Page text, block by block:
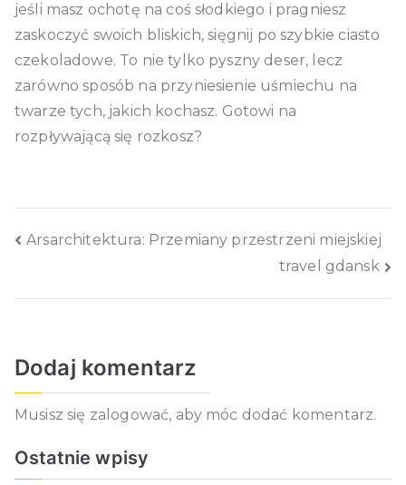
jeśli masz ochotę na coś słodkiego i pragniesz
zaskoczyć swoich bliskich, sięgnij po szybkie ciasto
czekoladowe. To nie tylko pyszny deser, lecz
zarówno sposób na przyniesienie uśmiechu na
twarze tych, jakich kochasz. Gotowi na
rozpływającą się rozkosz?
Nawigacja
Arsarchitektura: Przemiany przestrzeni miejskiej
travel gdansk
Dodaj komentarz
Musisz się zalogować, aby móc dodać komentarz.
Ostatnie wpisy